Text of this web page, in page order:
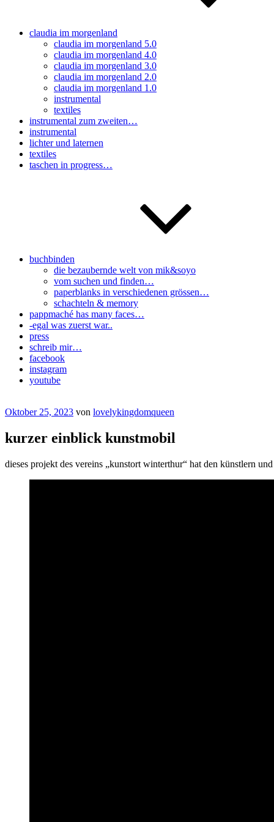
claudia im morgenland
claudia im morgenland 5.0
claudia im morgenland 4.0
claudia im morgenland 3.0
claudia im morgenland 2.0
claudia im morgenland 1.0
instrumental
textiles
instrumental zum zweiten…
instrumental
lichter und laternen
textiles
taschen in progress…
buchbinden
die bezaubernde welt von mik&soyo
vom suchen und finden…
paperblanks in verschiedenen grössen…
schachteln & memory
pappmaché has many faces…
-egal was zuerst war..
press
schreib mir…
facebook
instagram
youtube
Veröffentlicht
Oktober 25, 2023 von lovelykingdomqueen
kurzer einblick kunstmobil
dieses projekt des vereins „kunstort winterthur“ hat den künstlern